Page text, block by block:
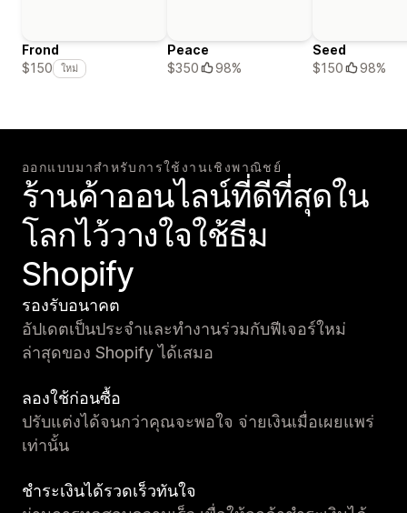
Frond
$150
ใหม่
Peace
$350
98%
Seed
$150
98%
ออกแบบมาสำหรับการใช้งานเชิงพาณิชย์
ร้านค้าออนไลน์ที่ดีที่สุดใน
โลกไว้วางใจใช้ธีม
Shopify
รองรับอนาคต
อัปเดตเป็นประจำและทำงานร่วมกับฟีเจอร์ใหม่
ล่าสุดของ Shopify ได้เสมอ
ลองใช้ก่อนซื้อ
ปรับแต่งได้จนกว่าคุณจะพอใจ จ่ายเงินเมื่อเผยแพร่
เท่านั้น
ชำระเงินได้รวดเร็วทันใจ